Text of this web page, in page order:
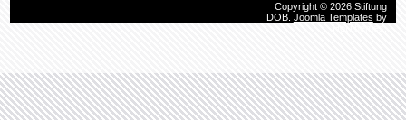
Copyright © 2026 Stiftung
DOB. Joomla Templates by